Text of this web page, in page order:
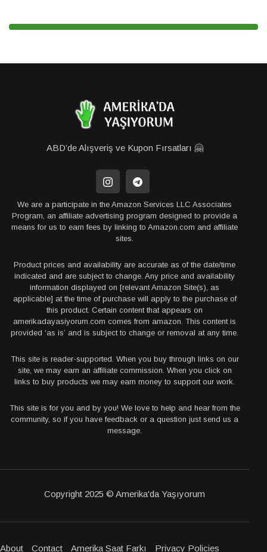
ABD’de Alışveriş ve Kupon Fırsatları 🤗
We are a participate in the Amazon Services LLC Associates
Program, an affiliate advertising program designed to provide a
means for us to earn fees by linking to Amazon.com and affiliate
sites.
Product prices and availability are accurate as of the date/time
indicated and are subject to change. Any price and availability
information displayed on [relevant Amazon Site(s), as
applicable] at the time of purchase will apply to the purchase of
this product. Certain content that appears on
amerikadayasiyorum.com comes from amazon. This content is
provided ‘as is’ and is subject to change or removal at any time.
This site is reader-supported. When you buy through links on our
site, we may earn an affiliate commission. When you click on
links to buy products we may earn money to support our work.
This site is for you and by you! We love to help and hear from the
community, so if you have feedback or a question just send us a
message.
Copyright 2025 © Amerika'da Yaşıyorum
About Contact Amerika Saat Farkı Privacy Policies